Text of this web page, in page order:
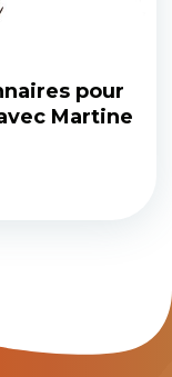
pour
Martine